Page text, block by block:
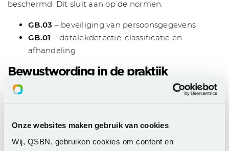
Onze websites maken gebruik van cookies
Wij, QSBN, gebruiken cookies om content en
beschermd. Dit sluit aan op de normen:
GB.03 – beveiliging van persoonsgegevens
GB.01 – datalekdetectie, classificatie en
afhandeling
Bewustwording in de praktijk
Informatiebeveiliging staat of valt met
maken minder snel fouten. Training helpt, maar de